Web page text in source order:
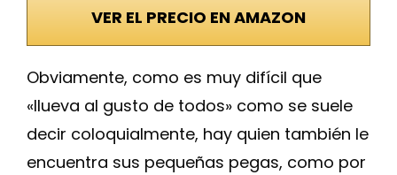
VER EL PRECIO EN AMAZON
Obviamente, como es muy difícil que
«llueva al gusto de todos» como se suele
decir coloquialmente, hay quien también le
encuentra sus pequeñas pegas, como por